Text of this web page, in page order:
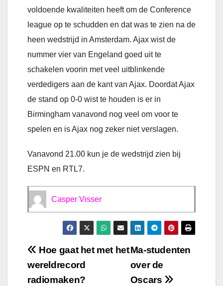
voldoende kwaliteiten heeft om de Conference
league op te schudden en dat was te zien na de
heen wedstrijd in Amsterdam. Ajax wist de
nummer vier van Engeland goed uit te
schakelen voorin met veel uitblinkende
verdedigers aan de kant van Ajax. Doordat Ajax
de stand op 0-0 wist te houden is er in
Birmingham vanavond nog veel om voor te
spelen en is Ajax nog zeker niet verslagen.
Vanavond 21.00 kun je de wedstrijd zien bij
ESPN en RTL7.
Casper Visser
Bericht
navigatie
Ma-studenten
over de
Oscars
Hoe gaat het met het
wereldrecord
radiomaken?